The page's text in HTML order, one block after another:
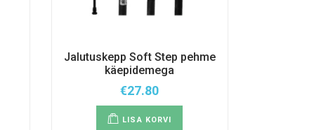
Jalutuskepp Soft Step pehme
käepidemega
€27.80
LISA KORVI